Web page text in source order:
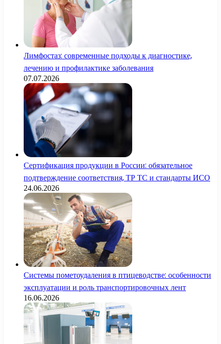
Лимфостаз: современные подходы к диагностике,
лечению и профилактике заболевания
07.07.2026
Сертификация продукции в России: обязательное
подтверждение соответствия, ТР ТС и стандарты ИСО
24.06.2026
Системы пометоудаления в птицеводстве: особенности
эксплуатации и роль транспортировочных лент
16.06.2026